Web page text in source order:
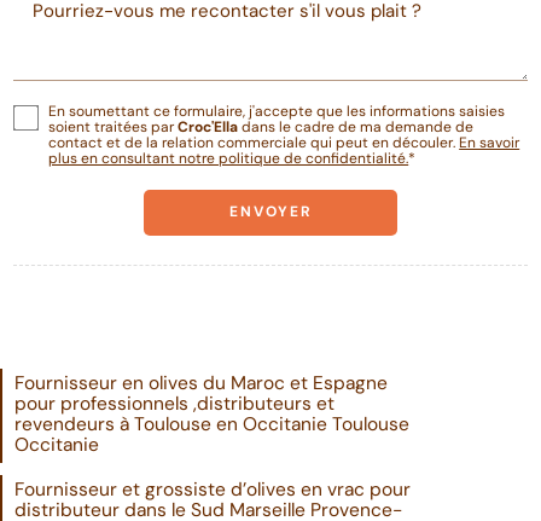
En soumettant ce formulaire, j'accepte que les informations saisies
soient traitées parCroc'Ella dans le cadre de ma demande de
contact et de la relation commerciale qui peut en découler. En savoir
plus en consultant notre politique de confidentialité.*
Fournisseur en olives du Maroc et Espagne
pour professionnels ,distributeurs et
revendeurs à Toulouse en Occitanie Toulouse
Occitanie
Fournisseur et grossiste d’olives en vrac pour
distributeur dans le Sud Marseille Provence-